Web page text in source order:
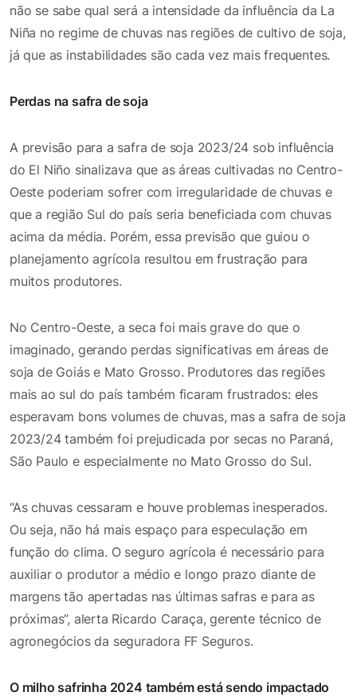
não se sabe qual será a intensidade da influência da La
Niña no regime de chuvas nas regiões de cultivo de soja,
já que as instabilidades são cada vez mais frequentes.
Perdas na safra de soja
A previsão para a safra de soja 2023/24 sob influência
do El Niño sinalizava que as áreas cultivadas no Centro-
Oeste poderiam sofrer com irregularidade de chuvas e
que a região Sul do país seria beneficiada com chuvas
acima da média. Porém, essa previsão que guiou o
planejamento agrícola resultou em frustração para
muitos produtores.
No Centro-Oeste, a seca foi mais grave do que o
imaginado, gerando perdas significativas em áreas de
soja de Goiás e Mato Grosso. Produtores das regiões
mais ao sul do país também ficaram frustrados: eles
esperavam bons volumes de chuvas, mas a safra de soja
2023/24 também foi prejudicada por secas no Paraná,
São Paulo e especialmente no Mato Grosso do Sul.
“As chuvas cessaram e houve problemas inesperados.
Ou seja, não há mais espaço para especulação em
função do clima. O seguro agrícola é necessário para
auxiliar o produtor a médio e longo prazo diante de
margens tão apertadas nas últimas safras e para as
próximas”, alerta Ricardo Caraça, gerente técnico de
agronegócios da seguradora FF Seguros.
O milho safrinha 2024 também está sendo impactado